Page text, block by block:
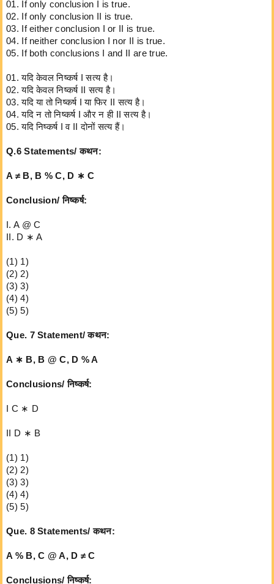
01. If only conclusion I is true.
02. If only conclusion II is true.
03. If either conclusion I or II is true.
04. If neither conclusion I nor II is true.
05. If both conclusions I and II are true.
01. यदि केवल निष्कर्ष I सत्य है।
02. यदि केवल निष्कर्ष II सत्य है।
03. यदि या तो निष्कर्ष I या फिर II सत्य है।
04. यदि न तो निष्कर्ष I और न ही II सत्य है।
05. यदि निष्कर्ष I व II दोनों सत्य हैं।
Q.6 Statements/ कथन:
A ≠ B, B % C, D ∗ C
Conclusion/ निष्कर्ष:
I. A @ C
II. D ∗ A
(1) 1)
(2) 2)
(3) 3)
(4) 4)
(5) 5)
Que. 7 Statement/ कथन:
A ∗ B, B @ C, D % A
Conclusions/ निष्कर्ष:
I C ∗ D
II D ∗ B
(1) 1)
(2) 2)
(3) 3)
(4) 4)
(5) 5)
Que. 8 Statements/ कथन:
A % B, C @ A, D ≠ C
Conclusions/ निष्कर्ष: